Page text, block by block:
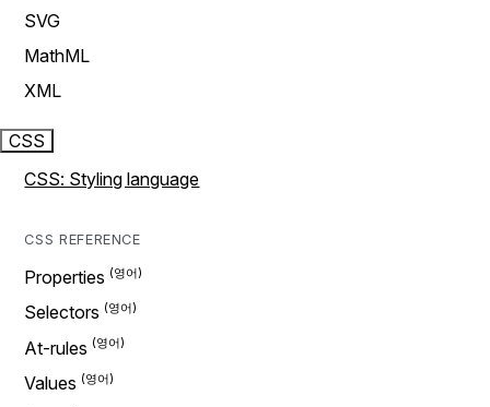
SVG
MathML
XML
CSS
CSS: Styling language
CSS REFERENCE
Properties
Selectors
At-rules
Values